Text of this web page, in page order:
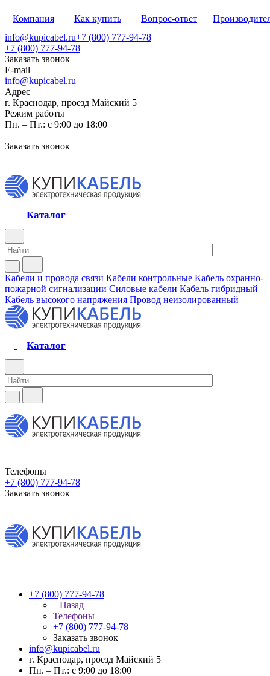
Компания Как купить Вопрос-ответ
info@kupicabel.ru+7 (800) 777-94-78
+7 (800) 777-94-78
Заказать звонок
E-mail
info@kupicabel.ru
Адрес
г. Краснодар, проезд Майский 5
Режим работы
Пн. – Пт.: с 9:00 до 18:00
Заказать звонок
Каталог
Кабели и провода связи Кабели контрольные Кабель охранно-
пожарной сигнализации Силовые кабели Кабель гибридный
Кабель высокого напряжения Провод неизолированный
Каталог
Телефоны
+7 (800) 777-94-78
Заказать звонок
+7 (800) 777-94-78
Назад
Телефоны
+7 (800) 777-94-78
Заказать звонок
info@kupicabel.ru
г. Краснодар, проезд Майский 5
Пн. – Пт.: с 9:00 до 18:00